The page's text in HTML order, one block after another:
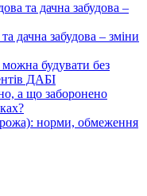
та дачна забудова –
дачна забудова – зміни
можна будувати без
ДАБІ
а що заборонено
норми, обмеження